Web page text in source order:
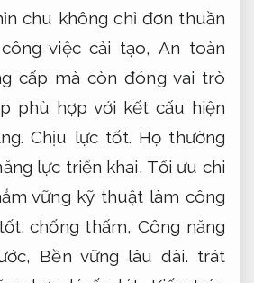
chu không chỉ đơn thuần
việc cải tạo, An toàn
cấp mà còn đóng vai trò
phù hợp với kết cấu hiện
Chịu lực tốt. Họ thường
lực triển khai, Tối ưu chi
vững kỹ thuật làm công
chống thấm, Công năng
Bền vững lâu dài. trát